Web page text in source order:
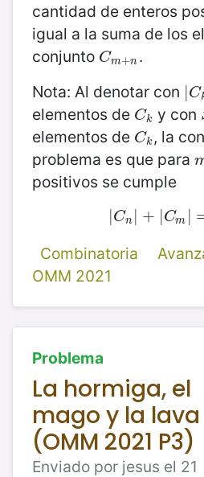
cantidad de enteros
igual a la suma de los
conjunto Cm+n
Cm+n.
Nota: Al denotar con
C
C
elementos de Ck
Ck y con
elementos de Ck
Ck, la
problema es que para
positivos se cumple
Cn + Cm
|Cn |+ Cm =
Combinatoria
OMM 2021
Problema
La hormiga, el
mago y la lava
(OMM 2021 P3)
Enviado por jesus el 21